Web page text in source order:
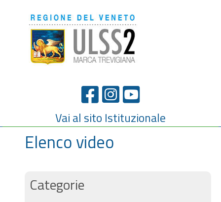
Vai al sito Istituzionale
Elenco video
Categorie